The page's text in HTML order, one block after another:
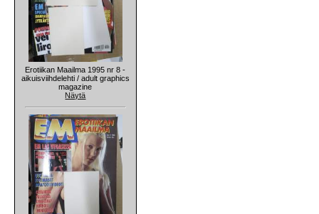
Erotiikan Maailma 1995 nr 8 -
aikuisviihdelehti / adult graphics
magazine
Näytä